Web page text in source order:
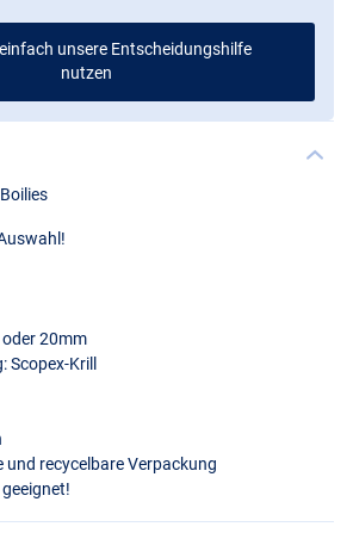
unsere Entscheidungshilfe
nutzen
20mm
Krill
und recycelbare Verpackung